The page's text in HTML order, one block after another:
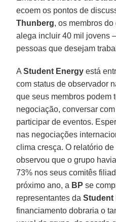
ecoem os pontos de
Thunberg, os membros
alega incluir 40 mil jovens
pessoas que desejam
AStudent Energy está
com status de observador
que seus membros podem
negociação, conversar
participar de eventos.
nas negociações
clima cresça. O relatório
observou que o grupo
73% nos seus comitês
próximo ano, a BP se
representantes daStudent
financiamento dobraria o